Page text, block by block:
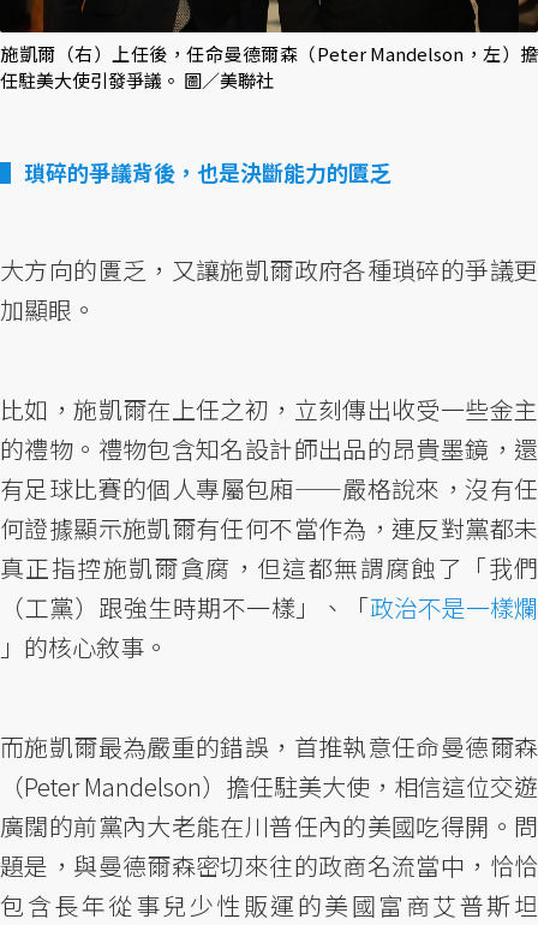
施凱爾（右）上任後，任命曼德爾森（Peter Mandelson，左）擔
任駐美大使引發爭議。 圖／美聯社
瑣碎的爭議背後，也是決斷能力的匱乏
大方向的匱乏，又讓施凱爾政府各種瑣碎的爭議更
加顯眼。
比如，施凱爾在上任之初，立刻傳出收受一些金主
的禮物。禮物包含知名設計師出品的昂貴墨鏡，還
有足球比賽的個人專屬包廂——嚴格說來，沒有任
何證據顯示施凱爾有任何不當作為，連反對黨都未
真正指控施凱爾貪腐，但這都無謂腐蝕了「我們
（工黨）跟強生時期不一樣」、「政治不是一樣爛
」的核心敘事。
而施凱爾最為嚴重的錯誤，首推執意任命曼德爾森
（Peter Mandelson）擔任駐美大使，相信這位交遊
廣闊的前黨內大老能在川普任內的美國吃得開。問
題是，與曼德爾森密切來往的政商名流當中，恰恰
包含長年從事兒少性販運的美國富商艾普斯坦